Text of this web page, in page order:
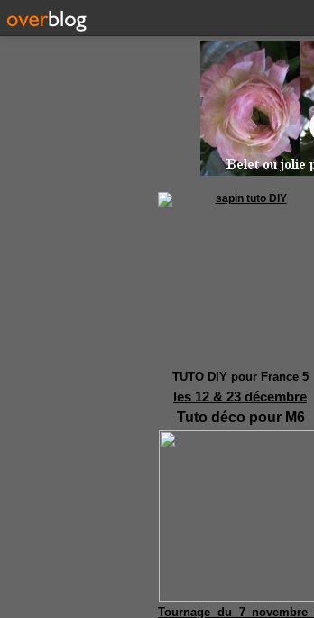
TUTO DIY pour France 5
les 12 & 23 décembre
Tuto déco pour M6
Tournage du 7 novembre